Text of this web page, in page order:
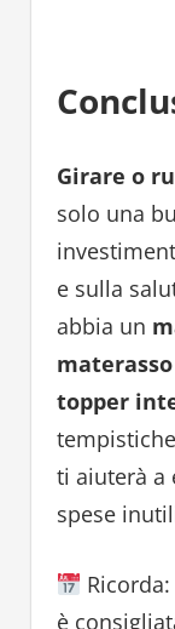
Girare o
solo una
e sulla
abbia un
topper
ti aiuterà a
spese
è